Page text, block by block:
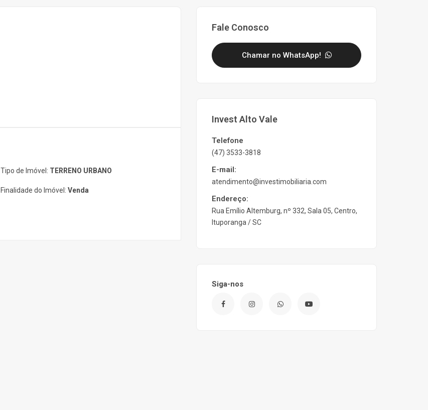
Tipo de Imóvel: TERRENO URBANO
Finalidade do Imóvel: Venda
Fale Conosco
Chamar no WhatsApp!
Invest Alto Vale
Telefone
(47) 3533-3818
E-mail:
atendimento@investimobiliaria.com
Endereço:
Rua Emílio Altemburg, nº 332, Sala 05, Centro,
Ituporanga / SC
Siga-nos